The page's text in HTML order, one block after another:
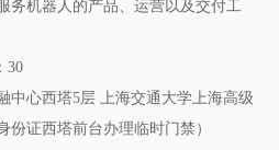
务机器人的产品、运营以及交付工
30
中心西塔5层 上海交通大学上海高级
份证西塔前台办理临时门禁）